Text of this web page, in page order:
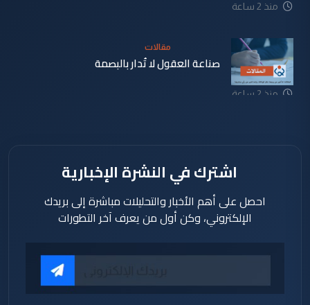
منذ 2 ساعة
منذ 2 ساعة
مقالات
صناعة العقول لا تُدار بالبصمة
اشترك في النشرة الإخبارية
احصل على أهم الأخبار والتحليلات مباشرة إلى بريدك
الإلكتروني، وكن أول من يعرف آخر التطورات